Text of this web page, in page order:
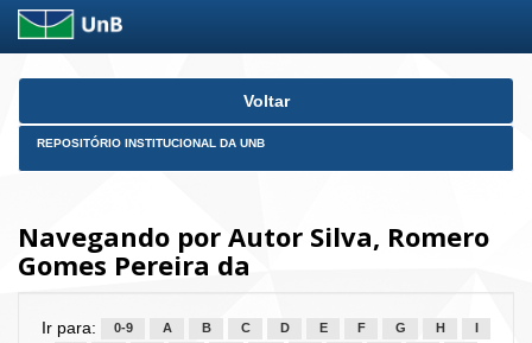
Skip
Voltar
REPOSITÓRIO INSTITUCIONAL DA UNB
Navegando por Autor Silva, Romero
Gomes Pereira da
Ir para: 0-9 A B C D E F G H